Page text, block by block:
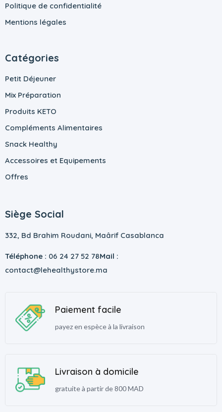
Politique de confidentialité
Mentions légales
Catégories
Petit Déjeuner
Mix Préparation
Produits KETO
Compléments Alimentaires
Snack Healthy
Accessoires et Equipements
Offres
Siège Social
332, Bd Brahim Roudani, Maârif Casablanca
Téléphone : 06 24 27 52 78Mail :
contact@lehealthystore.ma
Paiement facile
payez en espèce à la livraison
Livraison à domicile
gratuite à partir de 800 MAD